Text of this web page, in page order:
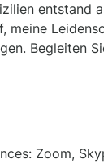
entstand
meine
Begleiten
Zoom,